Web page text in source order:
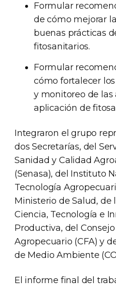
Formular
de cómo mejorar
buenas prácticas
fitosanitarios.
Formular
cómo fortalecer
y monitoreo de las
aplicación de
Integraron el grupo
dos Secretarías, del
Sanidad y Calidad
(Senasa), del Instituto
Tecnología
Ministerio de Salud, de
Ciencia, Tecnología e
Productiva, del Consejo
Agropecuario (CFA) y
de Medio Ambiente
El informe final del